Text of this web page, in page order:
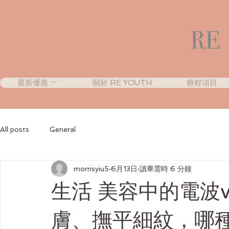
最新優惠 ﹀ 關於 RE YOUTH 療程項目
All posts General
生活 美容中的電波
膚、撫平細紋，哪
morrisyiu5 6月13日 讀畢需時 6 分鐘